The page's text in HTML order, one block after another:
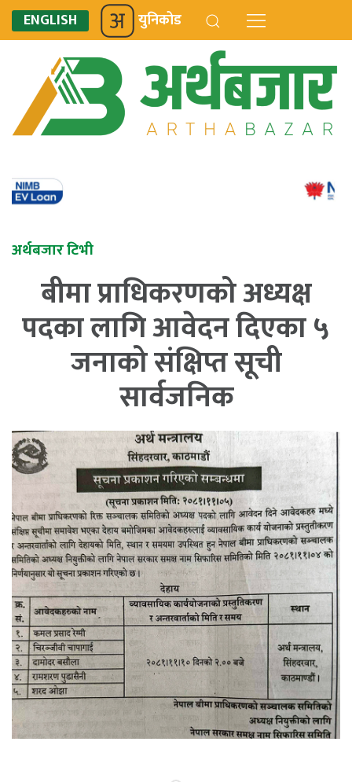
ENGLISH युनिकोड
अर्थबजार टिभी
बीमा प्राधिकरणको अध्यक्ष
पदका लागि आवेदन दिएका ५
जनाको संक्षिप्त सूची
सार्वजनिक